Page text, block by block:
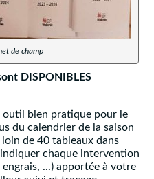
de champ
DISPONIBLES
outil bien pratique pour le
du calendrier de la saison
de 40 tableaux dans
chaque intervention
...) apportée à votre